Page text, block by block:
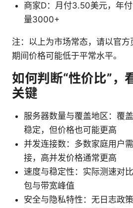
商家D：月付3.50美元，年
量3000+
注：以上为市场常态，请以官
期间价格可能低于平常水平。
如何判断“性价比”，
关键
服务器数量与覆盖地区：覆
稳定，但价格也可能更高
并发连接数：多数家庭用户
接，高并发价格通常更高
速度与稳定性：实际测速对
包与带宽峰值
安全与隐私特性：无日志政